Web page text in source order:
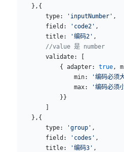
    },{
        type:
'inputNumber' ,
        field:
'code2' ,
        title:
'编码2' ,
        //value 是 number
        validate: [
            { adapter:
true ,
                min:
'编码必须
                max:
'编码必须
            }}
        ]
    },{
        type:
'group' ,
        field:
'codes' ,
        title:
'编码3' ,